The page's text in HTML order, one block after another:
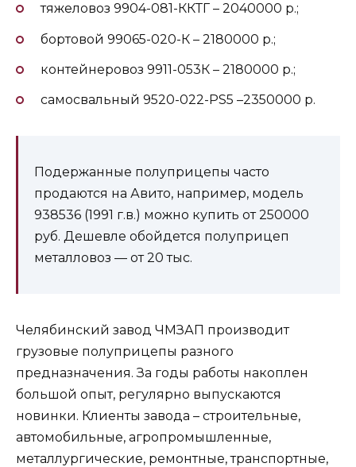
тяжеловоз 9904-081-ККТГ – 2040000 р.;
бортовой 99065-020-К – 2180000 р.;
контейнеровоз 9911-053К – 2180000 р.;
самосвальный 9520-022-PS5 –2350000 р.
Подержанные полуприцепы часто
продаются на Авито, например, модель
938536 (1991 г.в.) можно купить от 250000
руб. Дешевле обойдется полуприцеп
металловоз — от 20 тыс.
Челябинский завод ЧМЗАП производит
грузовые полуприцепы разного
предназначения. За годы работы накоплен
большой опыт, регулярно выпускаются
новинки. Клиенты завода – строительные,
автомобильные, агропромышленные,
металлургические, ремонтные, транспортные,